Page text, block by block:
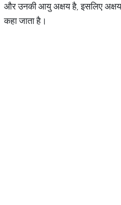
और उनकी आयु अक्षय है, इसलिए अक्षय
कहा जाता है।